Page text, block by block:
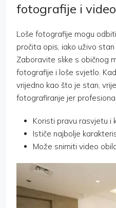
fotografije i video
Loše fotografije mogu
pročita opis, iako uživo
Zaboravite slike s običnog
fotografije i loše svjetlo.
vrijedno kao što je stan,
fotografiranje jer
Koristi pravu rasvjetu i
Ističe najbolje
Može snimiti video